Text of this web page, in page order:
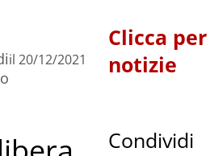
il 20/12/2021
Clicca
notizie
Condividi